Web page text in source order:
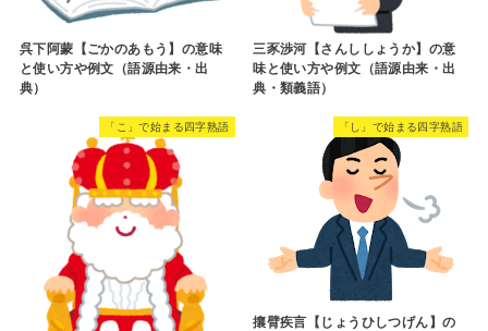
呉下阿蒙【ごかのあもう】の意味
と使い方や例文（語源由来・出
典）
三豕渉河【さんししょうか】の意
味と使い方や例文（語源由来・出
典・類義語）
「こ」で始まる四字熟語 「し」で始まる四字熟語
攘臂疾言【じょうひしつげん】の